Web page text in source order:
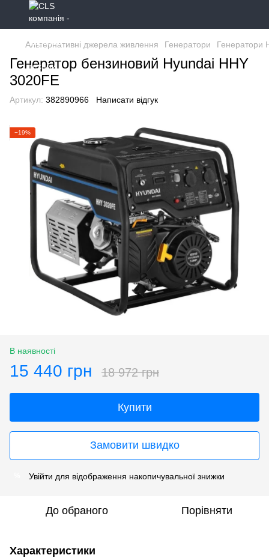
Альтернативні джерела живлення Генератори Генератори
Генератор бензиновий Hyundai HHY
3020FЕ
Артикул: 382890966 Написати відгук
−19%
В наявності
15 440 грн 18 972 грн
Купити
Замовити швидко
Увійти для відображення накопичувальної знижки
До обраного Порівняти
Характеристики